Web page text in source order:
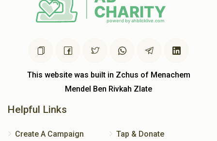
This website was built in Zchus of Menachem
Mendel Ben Rivkah Zlate
Helpful Links
Create A Campaign
Tap & Donate